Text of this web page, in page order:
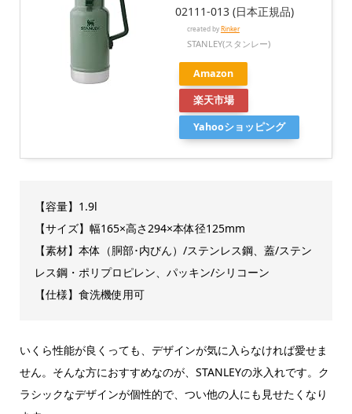
02111-013 (日本正規品)
created byRinker
STANLEY(スタンレー)
Amazon
楽天市場
Yahooショッピング
【容量】1.9l
【サイズ】幅165×高さ294×本体径125mm
【素材】本体（胴部･内びん）/ステンレス鋼、蓋/ステン
レス鋼・ポリプロピレン、パッキン/シリコーン
【仕様】食洗機使用可
いくら性能が良くっても、デザインが気に入らなければ愛せま
せん。そんな方におすすめなのが、STANLEYの氷入れです。ク
ラシックなデザインが個性的で、つい他の人にも見せたくなり